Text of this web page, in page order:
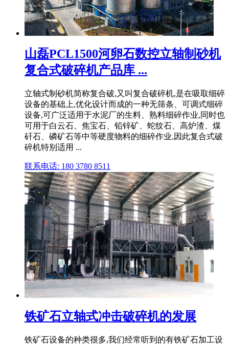
山磊PCL1500河卵石数控立轴制砂机
复合式破碎机产品库 ...
立轴式制砂机简称复合破,又叫复合破碎机,是在吸取细碎
设备的基础上,优化设计而成的一种无筛条、可调式细碎
设备,可广泛适用于水泥厂的生料、熟料细碎作业,同时也
可用于白云石、焦宝石、铅锌矿、蛇纹石、高炉渣、煤
矸石、磷矿石等中等硬度物料的细碎作业,因此复合式破
碎机特别适用 ...
联系电话: 180 3780 8511
铁矿石立轴式冲击破碎机的发展
铁矿石设备的种类很多,我们经常听到的有铁矿石加工设